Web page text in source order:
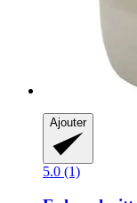
Ajouter
5.0 (1)